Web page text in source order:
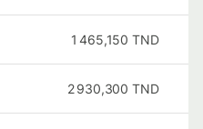
1 465,150 TND
2 930,300 TND